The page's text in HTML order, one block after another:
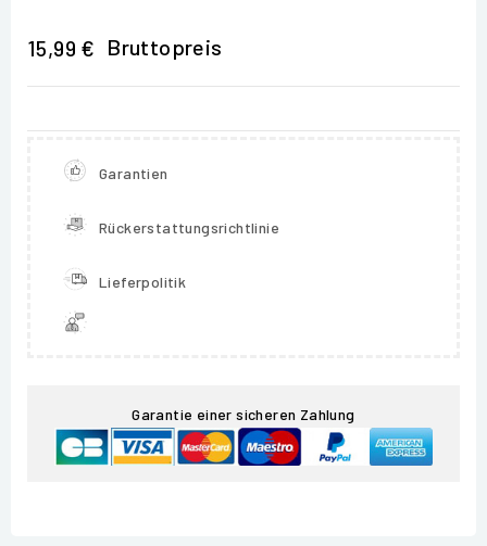
15,99 € Bruttopreis
Garantien
Rückerstattungsrichtlinie
Lieferpolitik
Garantie einer sicheren Zahlung